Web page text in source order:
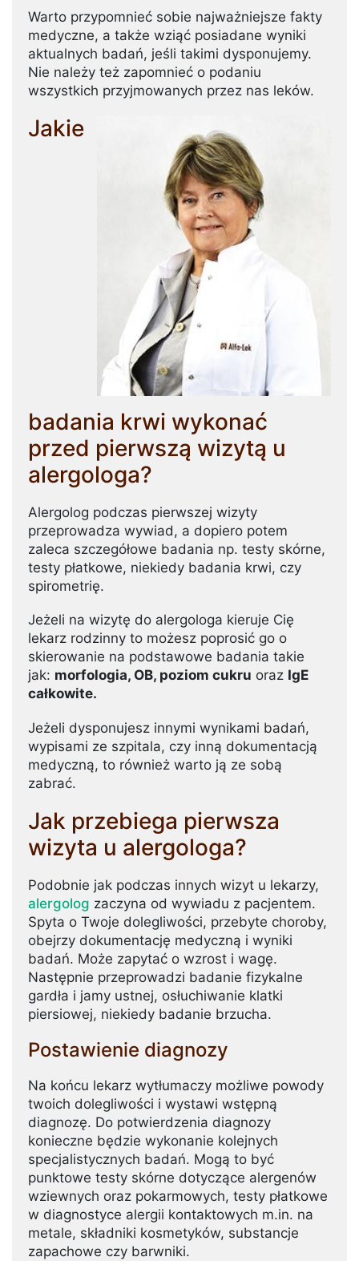
Warto przypomnieć sobie najważniejsze fakty
medyczne, a także wziąć posiadane wyniki
aktualnych badań, jeśli takimi dysponujemy.
Nie należy też zapomnieć o podaniu
wszystkich przyjmowanych przez nas leków.
Jakie
badania krwi wykonać
przed pierwszą wizytą u
alergologa?
Alergolog podczas pierwszej wizyty
przeprowadza wywiad, a dopiero potem
zaleca szczegółowe badania np. testy skórne,
testy płatkowe, niekiedy badania krwi, czy
spirometrię.
Jeżeli na wizytę do alergologa kieruje Cię
lekarz rodzinny to możesz poprosić go o
skierowanie na podstawowe badania takie
jak: morfologia, OB, poziom cukru oraz IgE
całkowite.
Jeżeli dysponujesz innymi wynikami badań,
wypisami ze szpitala, czy inną dokumentacją
medyczną, to również warto ją ze sobą
zabrać.
Jak przebiega pierwsza
wizyta u alergologa?
Podobnie jak podczas innych wizyt u lekarzy,
alergolog zaczyna od wywiadu z pacjentem.
Spyta o Twoje dolegliwości, przebyte choroby,
obejrzy dokumentację medyczną i wyniki
badań. Może zapytać o wzrost i wagę.
Następnie przeprowadzi badanie fizykalne
gardła i jamy ustnej, osłuchiwanie klatki
piersiowej, niekiedy badanie brzucha.
Postawienie diagnozy
Na końcu lekarz wytłumaczy możliwe powody
twoich dolegliwości i wystawi wstępną
diagnozę. Do potwierdzenia diagnozy
konieczne będzie wykonanie kolejnych
specjalistycznych badań. Mogą to być
punktowe testy skórne dotyczące alergenów
wziewnych oraz pokarmowych, testy płatkowe
w diagnostyce alergii kontaktowych m.in. na
metale, składniki kosmetyków, substancje
zapachowe czy barwniki.